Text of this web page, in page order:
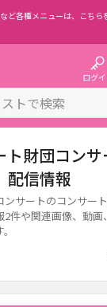
ど各種メニューは、
こちら
ログ
ト財団コン
配信情報
サートのコンサー
2件や関連画像、動